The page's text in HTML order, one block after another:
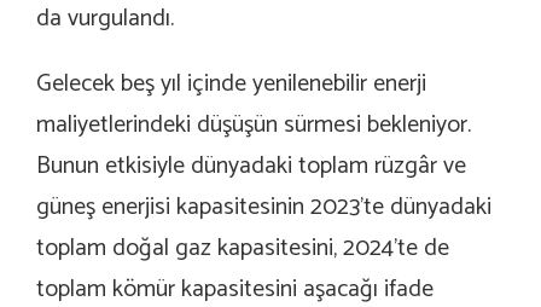
da vurgulandı.
Gelecek beş yıl içinde yenilenebilir enerji
maliyetlerindeki düşüşün sürmesi bekleniyor.
Bunun etkisiyle dünyadaki toplam rüzgâr ve
güneş enerjisi kapasitesinin 2023’te dünyadaki
toplam doğal gaz kapasitesini, 2024’te de
toplam kömür kapasitesini aşacağı ifade